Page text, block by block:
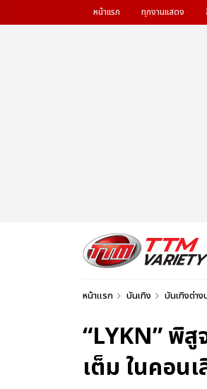
หน้าแรก ทุกงานแสดง
หน้าแรก บันเทิง บันเทิงต่าง
“LYKN” พิ
เต็ม ในคอน